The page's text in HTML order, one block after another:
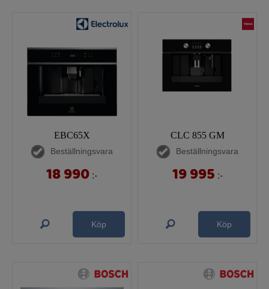
EBC65X
Beställningsvara
18 990 :-
Köp
CLC 855 GM
Beställningsvara
19 995 :-
Köp